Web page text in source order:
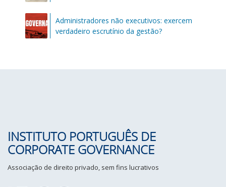
Administradores não executivos: exercem
verdadeiro escrutínio da gestão?
INSTITUTO PORTUGUÊS DE
CORPORATE GOVERNANCE
Associação de direito privado, sem fins lucrativos